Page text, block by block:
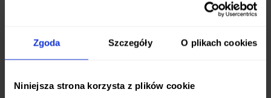
Zgoda Szczegóły O plikach cookies
Niniejsza strona korzysta z plików cookie
Długość ostrza 3 noża- 90 mm
Osłona na ostrze- tak